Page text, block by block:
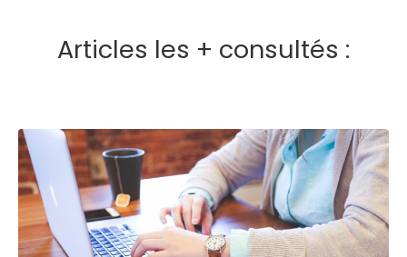
Articles les + consultés :